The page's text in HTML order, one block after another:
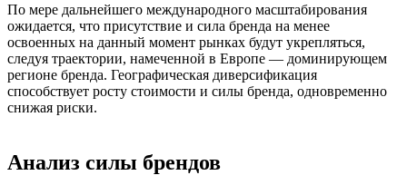
По мере дальнейшего международного масштабирования
ожидается, что присутствие и сила бренда на менее
освоенных на данный момент рынках будут укрепляться,
следуя траектории, намеченной в Европе — доминирующем
регионе бренда. Географическая диверсификация
способствует росту стоимости и силы бренда, одновременно
снижая риски.
Анализ силы брендов